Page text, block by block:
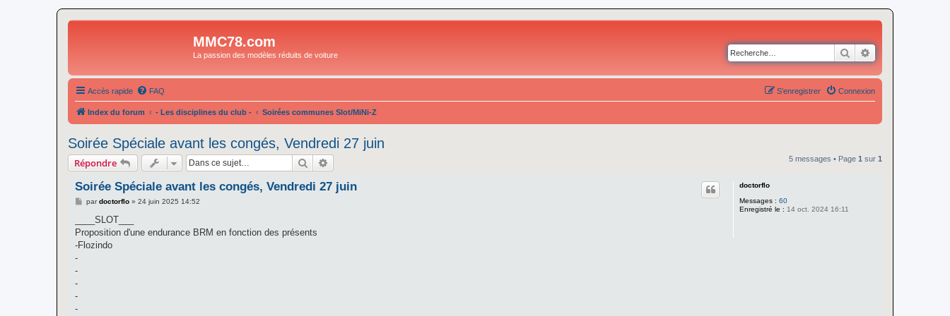
MMC78.com
La passion des modèles réduits de voiture Rechercher
Accès rapide FAQ Connexion
S’enregistrer
Index du forum - Les disciplines du club - Soirées communes Slot/MiNi-Z
Soirée Spéciale avant les congés, Vendredi 27 juin
Répondre Rechercher 5 messages • Page 1 sur 1
doctorflo
Messages : 60
Enregistré le : 14 oct. 2024 16:11
Soirée Spéciale avant les congés, Vendredi 27 juin
M
s
a
g
pardoctorflo» 24 juin 2025 14:52
____SLOT___
Proposition d'une endurance BRM en fonction des présents
-Flozindo
-
-
-
-
-